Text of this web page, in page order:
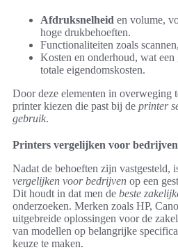
Afdruksnelheid en volume,
hoge drukbehoeften.
Functionaliteiten zoals
Kosten en onderhoud, wat
totale eigendomskosten.
Door deze elementen in overweging
printer kiezen die past bij de printer
gebruik.
Printers vergelijken voor bedrijven
Nadat de behoeften zijn vastgesteld,
vergelijken voor bedrijven op een
Dit houdt in dat men de beste
onderzoeken. Merken zoals HP,
uitgebreide oplossingen voor de
van modellen op belangrijke
keuze te maken.